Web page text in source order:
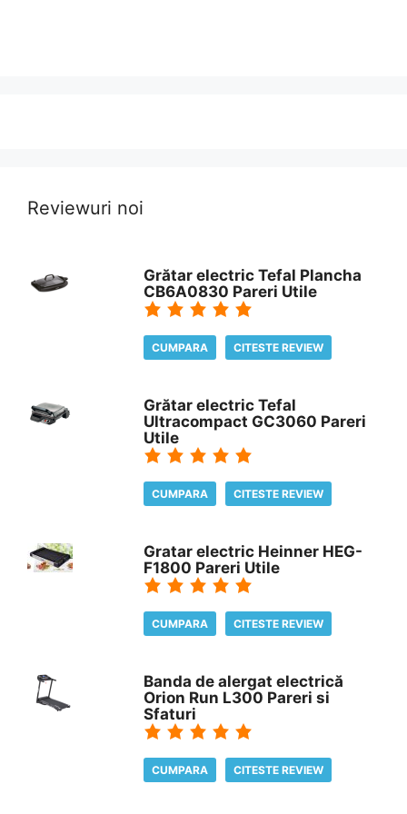
Reviewuri noi
Grătar electric Tefal Plancha
CB6A0830 Pareri Utile
CUMPARA CITESTE REVIEW
Grătar electric Tefal
Ultracompact GC3060 Pareri
Utile
CUMPARA CITESTE REVIEW
Gratar electric Heinner HEG-
F1800 Pareri Utile
CUMPARA CITESTE REVIEW
Banda de alergat electrică
Orion Run L300 Pareri si
Sfaturi
CUMPARA CITESTE REVIEW